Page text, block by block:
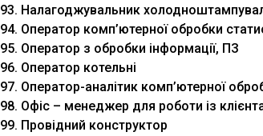
93. Налагоджувальник
94. Оператор комп’ютерної обробки
95. Оператор з обробки інформації, ПЗ
96. Оператор котельні
97. Оператор-аналітик комп’ютерної
98. Офіс – менеджер для роботи із
99. Провідний конструктор